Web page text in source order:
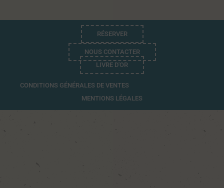
CONDITIONS GÉNÉRALES DE VENTES
MENTIONS LÉGALES
RÉSERVER
NOUS CONTACTER
LIVRE D'OR